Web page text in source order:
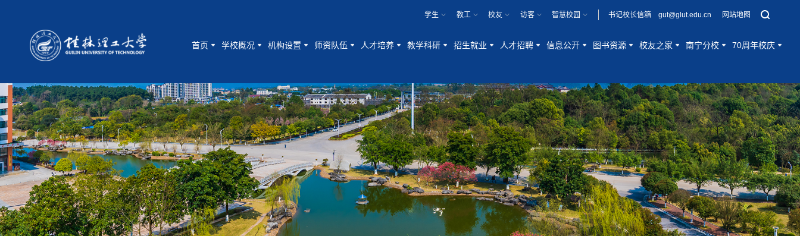
学生 教工 校友 访客 智慧校园 书记校长信箱 gut@glut.edu.cn 网站地图
首页 学校概况 机构设置 师资队伍 人才培养 教学科研 招生就业 人才招聘 信息公开 图书资源 校友之家 南宁分校 70周年校庆